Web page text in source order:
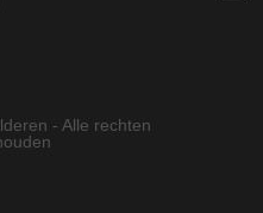
- Alle rechten